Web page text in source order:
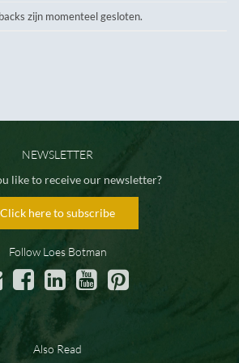
zijn momenteel gesloten.
NEWSLETTER
like to receive our newsletter?
Click here to subscribe
Follow Loes Botman
Also Read